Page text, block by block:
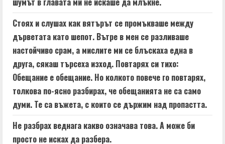
Стоях и слушах как вятърът се промъкваше между
дърветата като шепот. Вътре в мен се разливаше
настойчиво срам, а мислите ми се блъскаха една в
друга, сякаш търсеха изход. Повтарях си тихо:
Обещание е обещание. Но колкото повече го повтарях,
толкова по-ясно разбирах, че обещанията не са само
думи. Те са въжета, с които се държим над пропастта.
Не разбрах веднага какво означава това. А може би
просто не исках да разбера.